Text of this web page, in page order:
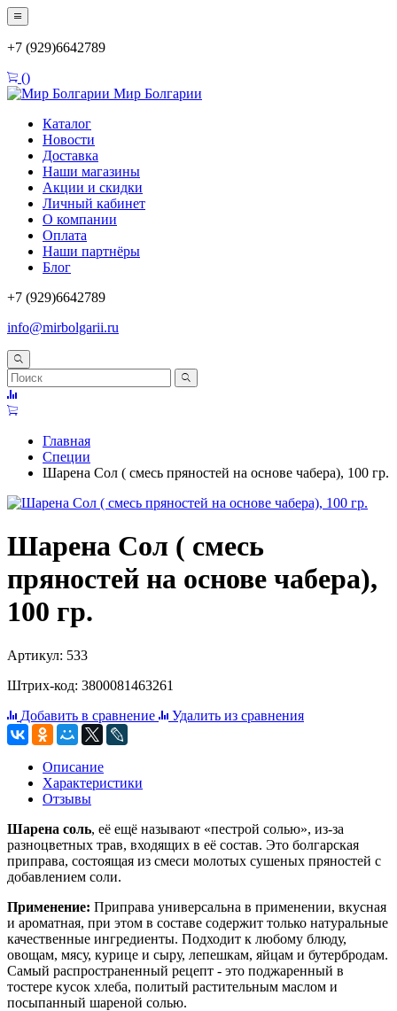
+7 (929)6642789
()
Мир Болгарии
Каталог
Новости
Доставка
Наши магазины
Акции и скидки
Личный кабинет
О компании
Оплата
Наши партнёры
Блог
+7 (929)6642789
info@mirbolgarii.ru
Главная
Специи
Шарена Сол ( смесь пряностей на основе чабера), 100 гр.
Шарена Сол ( смесь
пряностей на основе чабера),
100 гр.
Артикул: 533
Штрих-код: 3800081463261
Добавить в сравнение
Удалить из сравнения
Описание
Характеристики
Отзывы
Шарена соль, её ещё называют «пестрой солью», из-за
разноцветных трав, входящих в её состав. Это болгарская
приправа, состоящая из смеси молотых сушеных пряностей с
добавлением соли.
Применение: Приправа универсальна в применении, вкусная
и ароматная, при этом в составе содержит только натуральные
качественные ингредиенты. Подходит к любому блюду,
овощам, мясу, курице и сыру, лепешкам, яйцам и бутербродам.
Самый распространенный рецепт - это поджаренный в
тостере кусок хлеба, политый растительным маслом и
посыпанный шареной солью.